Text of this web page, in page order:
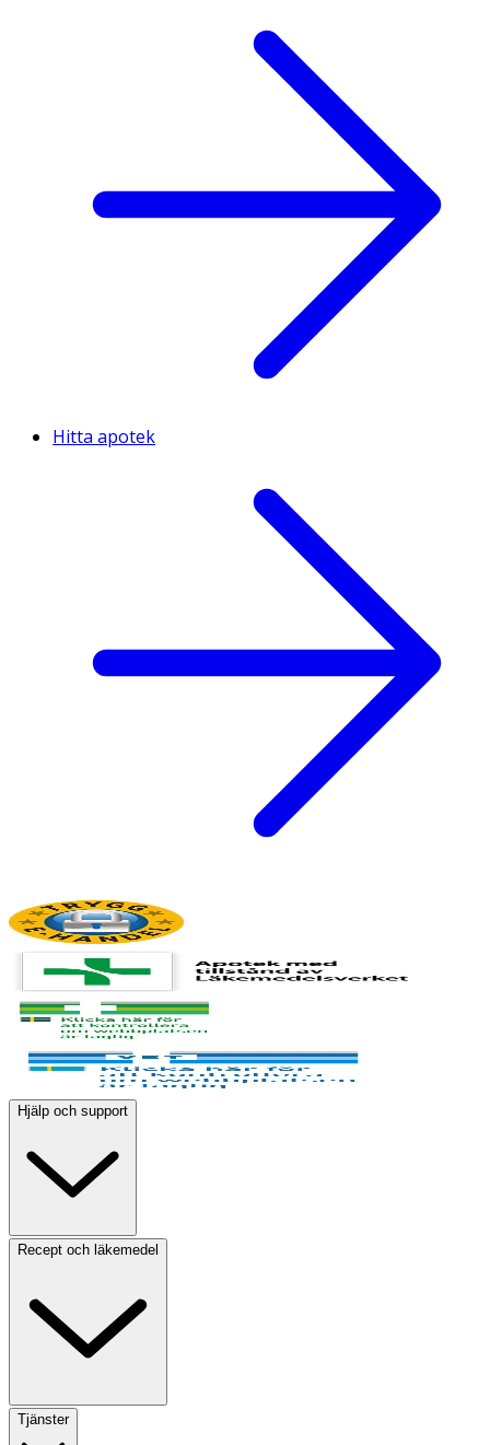
Hitta apotek
Hjälp och support
Recept och läkemedel
Tjänster